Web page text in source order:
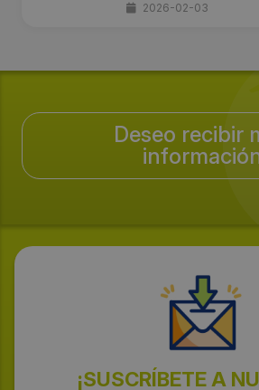
2026-02-03
Deseo recibir
¡SUSCRÍBETE A